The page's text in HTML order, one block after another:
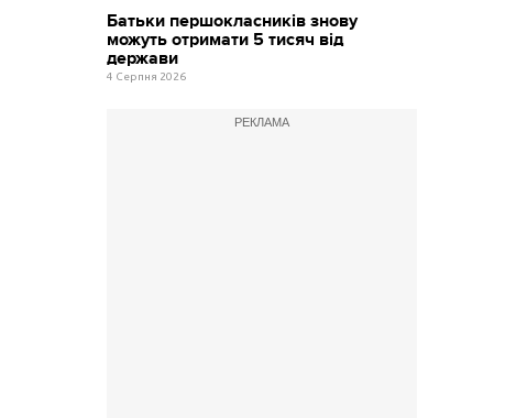
Батьки першокласників знову
можуть отримати 5 тисяч від
держави
4 Серпня 2026
РЕКЛАМА